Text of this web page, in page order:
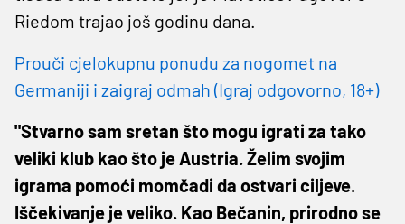
Riedom trajao još godinu dana.
Prouči cjelokupnu ponudu za nogomet na
Germaniji i zaigraj odmah (Igraj odgovorno, 18+)
"Stvarno sam sretan što mogu igrati za tako
veliki klub kao što je Austria. Želim svojim
igrama pomoći momčadi da ostvari ciljeve.
Iščekivanje je veliko. Kao Bečanin, prirodno se